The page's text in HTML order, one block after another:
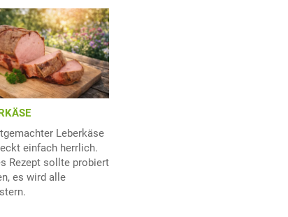
Leberkäse
einfach herrlich.
Rezept sollte probiert
es wird alle